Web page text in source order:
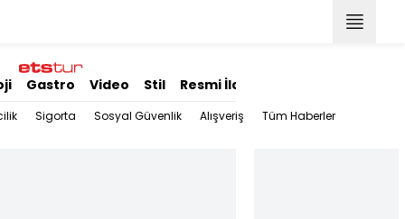
Gastro Video Stil Resmi İlanlar
Sigorta Sosyal Güvenlik Alışveriş Tüm Haberler